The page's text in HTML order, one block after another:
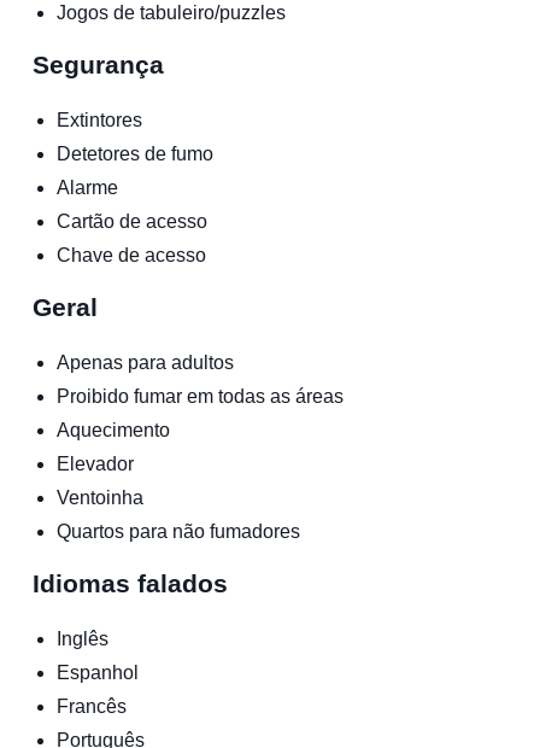
Jogos de tabuleiro/puzzles
Segurança
Extintores
Detetores de fumo
Alarme
Cartão de acesso
Chave de acesso
Geral
Apenas para adultos
Proibido fumar em todas as áreas
Aquecimento
Elevador
Ventoinha
Quartos para não fumadores
Idiomas falados
Inglês
Espanhol
Francês
Português